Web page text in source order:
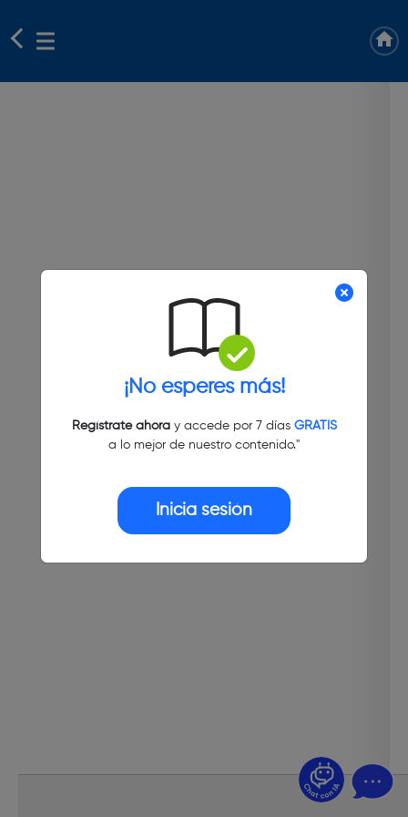
¡No esperes más!
Regístrate ahoray accede por 7 días GRATIS
a lo mejor de nuestro contenido."
Inicia sesión